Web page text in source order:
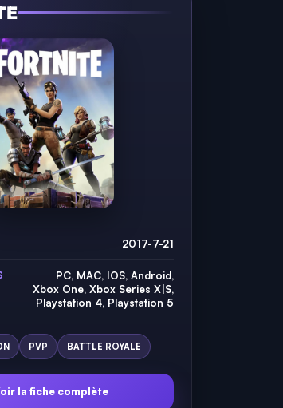
2017-7-21
PC, MAC, IOS, Android,
Xbox One, Xbox Series X|S,
Playstation 4, Playstation 5
PVP BATTLE ROYALE
la fiche complète